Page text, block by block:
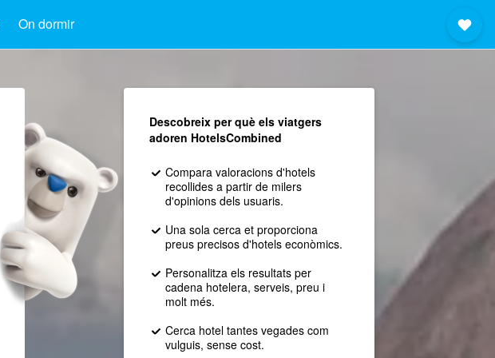
On dormir
Descobreix per què els viatgers
adoren HotelsCombined
Compara valoracions d'hotels
recollides a partir de milers
d'opinions dels usuaris.
Una sola cerca et proporciona
preus precisos d'hotels econòmics.
Personalitza els resultats per
cadena hotelera, serveis, preu i
molt més.
Cerca hotel tantes vegades com
vulguis, sense cost.